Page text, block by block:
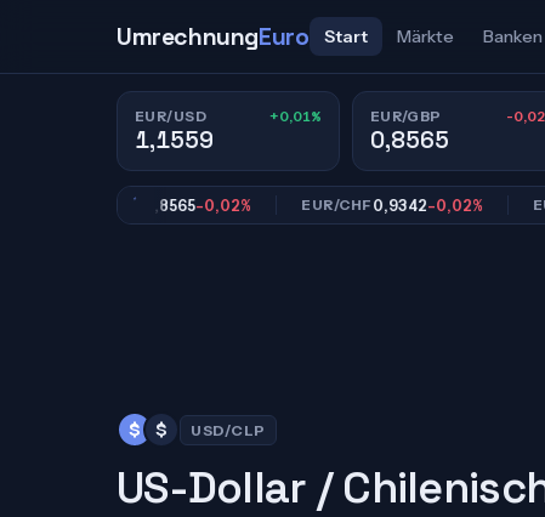
UmrechnungEuro Start Märkte Banken
EUR/USD +0,01%
1,1559
EUR/GBP -
0,8565
0,8565 -0,02% EUR/CHF0,9342-0,02% EUR/
$ $ USD/CLP
US-Dollar /